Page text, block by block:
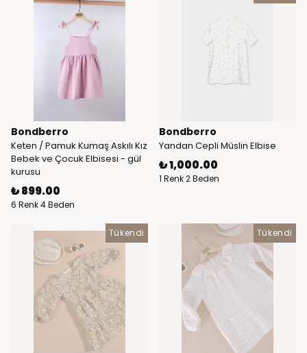
Bondberro
Keten / Pamuk Kumaş Askılı Kız
Bebek ve Çocuk Elbisesi - gül
kurusu
₺ 899.00
6 Renk 4 Beden
Bondberro
Yandan Cepli Müslin Elbise
₺ 1,000.00
1 Renk 2 Beden
Tükendi Tükendi